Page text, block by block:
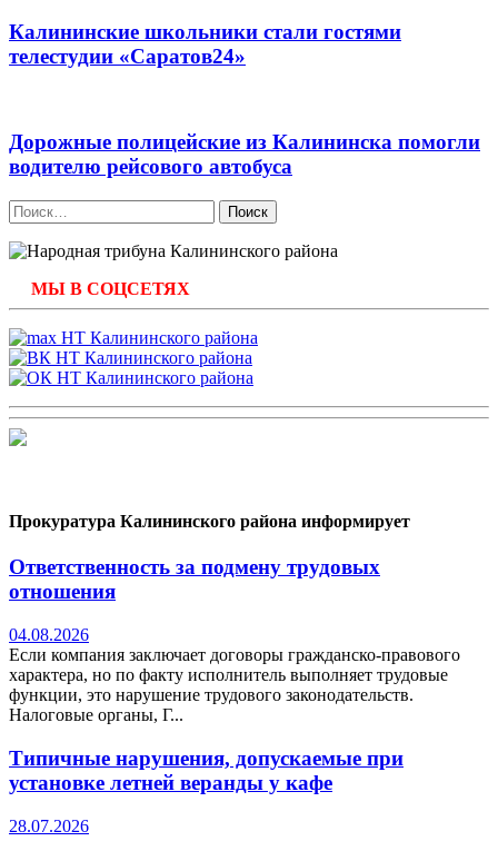
Калининские школьники стали гостями
телестудии «Саратов24»
Дорожные полицейские из Калининска помогли
водителю рейсового автобуса
Найти:
МЫ В СОЦСЕТЯХ
Прокуратура Калининского района информирует
Ответственность за подмену трудовых
отношения
04.08.2026
Если компания заключает договоры гражданско-правового
характера, но по факту исполнитель выполняет трудовые
функции, это нарушение трудового законодательств.
Налоговые органы, Г...
Типичные нарушения, допускаемые при
установке летней веранды у кафе
28.07.2026